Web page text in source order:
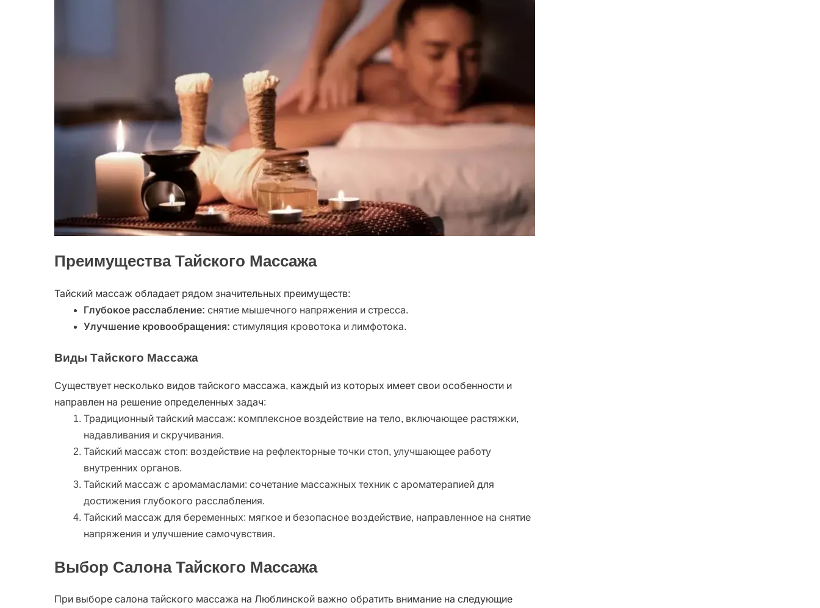
Преимущества Тайского Массажа
Тайский массаж обладает рядом значительных преимуществ:
Глубокое расслабление: снятие мышечного напряжения и стресса.
Улучшение кровообращения: стимуляция кровотока и лимфотока.
Виды Тайского Массажа
Существует несколько видов тайского массажа, каждый из которых имеет свои особенности и
направлен на решение определенных задач:
Традиционный тайский массаж: комплексное воздействие на тело, включающее растяжки,
надавливания и скручивания.
Тайский массаж стоп: воздействие на рефлекторные точки стоп, улучшающее работу
внутренних органов.
Тайский массаж с аромамаслами: сочетание массажных техник с ароматерапией для
достижения глубокого расслабления.
Тайский массаж для беременных: мягкое и безопасное воздействие, направленное на снятие
напряжения и улучшение самочувствия.
Выбор Салона Тайского Массажа
При выборе салона тайского массажа на Люблинской важно обратить внимание на следующие